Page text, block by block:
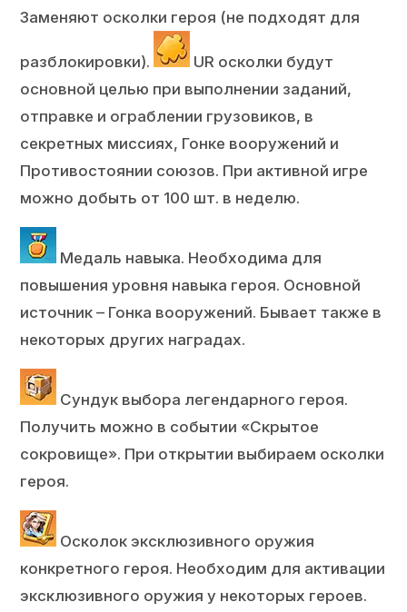
Заменяют осколки героя (не подходят для
разблокировки).
UR осколки будут
основной целью при выполнении заданий,
отправке и ограблении грузовиков, в
секретных миссиях, Гонке вооружений и
Противостоянии союзов. При активной игре
можно добыть от 100 шт. в неделю.
Медаль навыка. Необходима для
повышения уровня навыка героя. Основной
источник – Гонка вооружений. Бывает также в
некоторых других наградах.
Сундук выбора легендарного героя.
Получить можно в событии «Скрытое
сокровище». При открытии выбираем осколки
героя.
Осколок эксклюзивного оружия
конкретного героя. Необходим для активации
эксклюзивного оружия у некоторых героев.